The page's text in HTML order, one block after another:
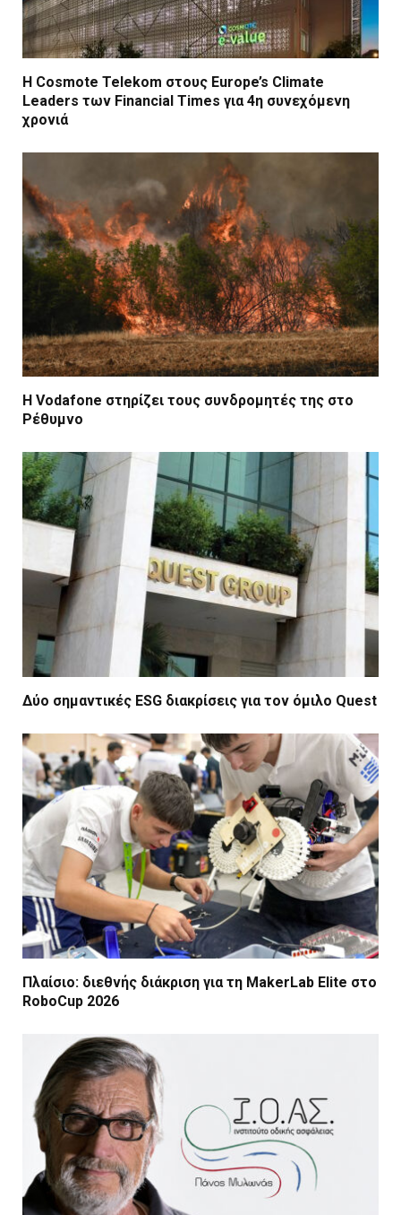
Η Cosmote Telekom στους Europe’s Climate
Leaders των Financial Times για 4η συνεχόμενη
χρονιά
Η Vodafone στηρίζει τους συνδρομητές της στο
Ρέθυμνο
Δύο σημαντικές ESG διακρίσεις για τον όμιλο Quest
Πλαίσιο: διεθνής διάκριση για τη MakerLab Elite στο
RoboCup 2026